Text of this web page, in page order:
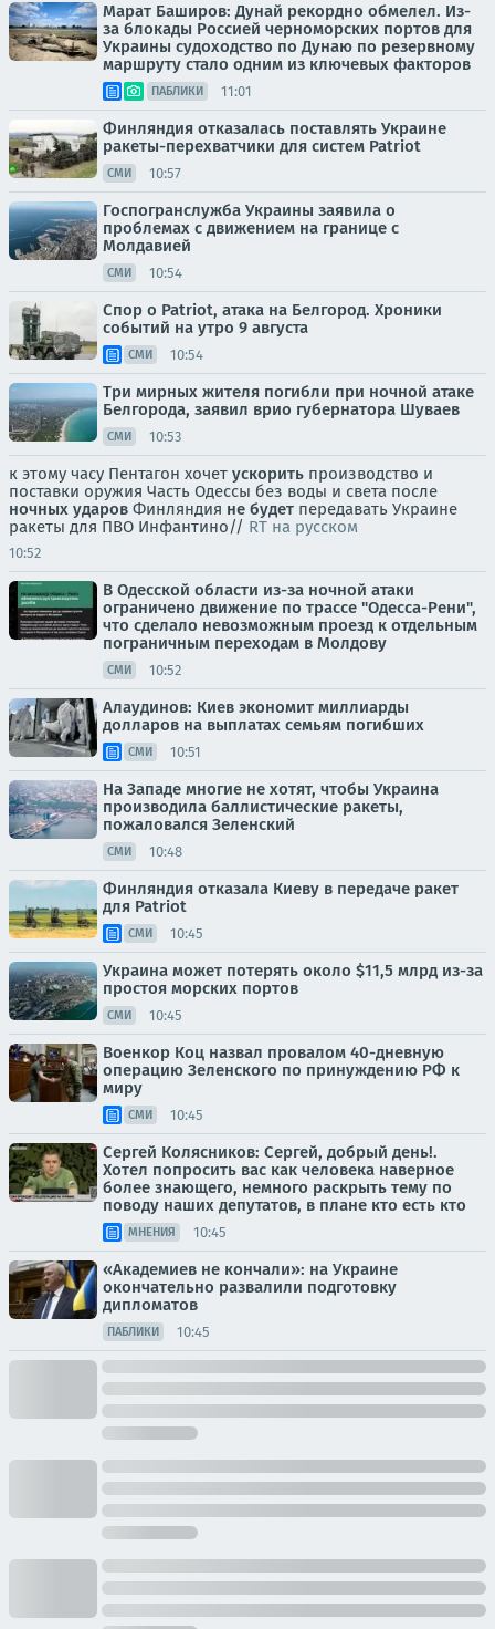
Марат Баширов: Дунай рекордно обмелел. Из-
за блокады Россией черноморских портов для
Украины судоходство по Дунаю по резервному
маршруту стало одним из ключевых факторов
ПАБЛИКИ 11:01
Финляндия отказалась поставлять Украине
ракеты-перехватчики для систем Patriot
СМИ 10:57
Госпогранслужба Украины заявила о
проблемах с движением на границе с
Молдавией
СМИ 10:54
Спор о Patriot, атака на Белгород. Хроники
событий на утро 9 августа
СМИ 10:54
Три мирных жителя погибли при ночной атаке
Белгорода, заявил врио губернатора Шуваев
СМИ 10:53
к этому часу Пентагон хочет ускорить производство и
поставки оружия Часть Одессы без воды и света после
ночных ударов Финляндия не будет передавать Украине
ракеты для ПВО Инфантино// RT на русском
10:52
В Одесской области из-за ночной атаки
ограничено движение по трассе "Одесса-Рени",
что сделало невозможным проезд к отдельным
пограничным переходам в Молдову
СМИ 10:52
Алаудинов: Киев экономит миллиарды
долларов на выплатах семьям погибших
СМИ 10:51
На Западе многие не хотят, чтобы Украина
производила баллистические ракеты,
пожаловался Зеленский
СМИ 10:48
Финляндия отказала Киеву в передаче ракет
для Patriot
СМИ 10:45
Украина может потерять около $11,5 млрд из-за
простоя морских портов
СМИ 10:45
Военкор Коц назвал провалом 40-дневную
операцию Зеленского по принуждению РФ к
миру
СМИ 10:45
Сергей Колясников: Сергей, добрый день!.
Хотел попросить вас как человека наверное
более знающего, немного раскрыть тему по
поводу наших депутатов, в плане кто есть кто
МНЕНИЯ 10:45
«Академиев не кончали»: на Украине
окончательно развалили подготовку
дипломатов
ПАБЛИКИ 10:45